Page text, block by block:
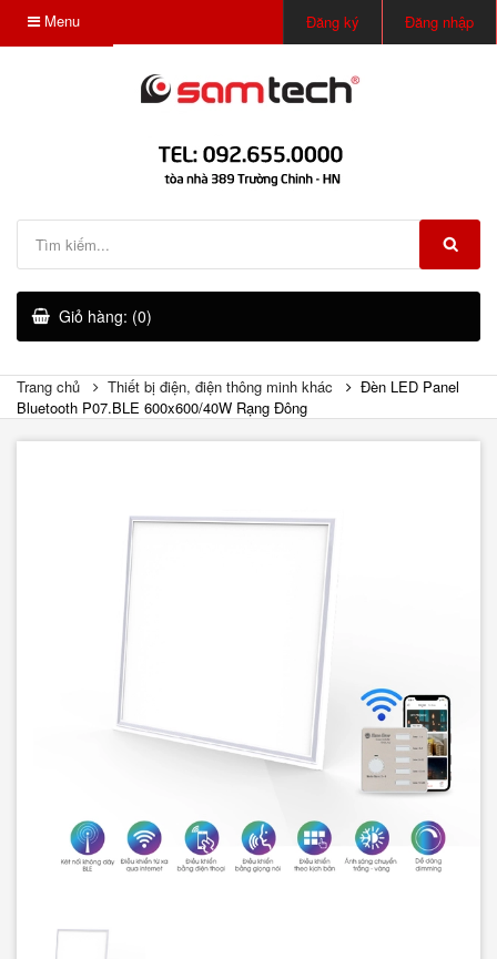
Menu Đăng ký Đăng nhập
Giỏ hàng: (0)
Trang chủ Thiết bị điện, điện thông minh khác
Đèn LED Panel
Bluetooth P07.BLE 600x600/40W Rạng Đông